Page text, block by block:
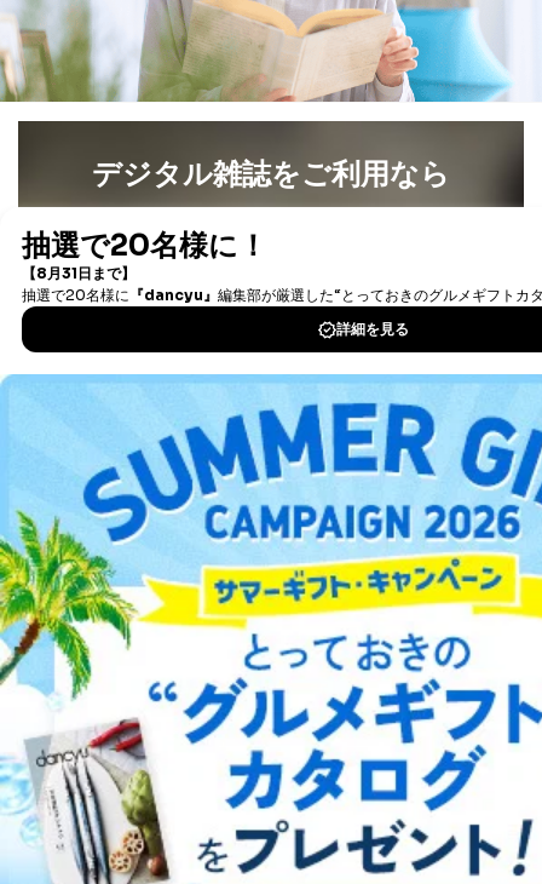
た者が法令の定める事務を遂行することに対して協力
する必要がある場合であって、本人の同意を得ること
により当該事務の遂行に支障を及ぼすおそれがあると
き。
上記２．の利用目的を実施するために守秘義務を結ん
だ企業に、業務の一部として個人情報の取扱いを委
供先企業に個人情報を開示することがあります。
委託・提供先企業は具体的には以下のような企業です
委託先：カスタマーサポート支援会社 、クレジッ
トカード決済などの決済代行・料金回収会社、広
告配信サービス会社
提供先：出版社、出版物発売元、卸売会社、販売
店など商品の供給者、梱包会社、配送会社、新聞
販売店などの梱包・配送・配達会社
４．開示対象個人情報の「開示」「訂正」等の請求につ
当社は、本人から、開示対象個人情報について利用目的
の通知を求められた場合には、遅滞なくこれに応じま
す。ただし、以下①～④のいずれかに該当する場合は、
利用目的の通知を行なうことはできません。そのとき
は、本人に遅滞無くその旨を通知するとともに、理由を
説明させていただきます。
①利用目的を本人に通知し、又は公表することによって
本人又は第三者の生命、身体、財産その他の権利利益を
害するおそれがある場合
②利用目的を本人に通知し、又は公表することによって
当該事業者の権利又は正当な利益を害するおそれがある
場合
③国の機関又は地方公共団体が法令の定める事務を遂行
することに対して協力する必要がある場合であって、利
用目的を本人に通知し、又は公表することによって当該
事務の遂行に支障を及ぼすおそれがあるとき
④開示対象個人情報の利用目的が明らかな場合
デジタル雑誌をご利用なら
書籍）が無料で読み放題！
DOWNLOAD FOR IOS
DOWNLOAD FOR ANDROID
ご利用方法はこちら
総合案内
アフィリエイト 採用情報
プレスリリース お問い合わせ
利用規約プライバシーポリシー 特定商取引法に基づく表示
出版社の皆様へ
投資家の皆様へサイトマップ